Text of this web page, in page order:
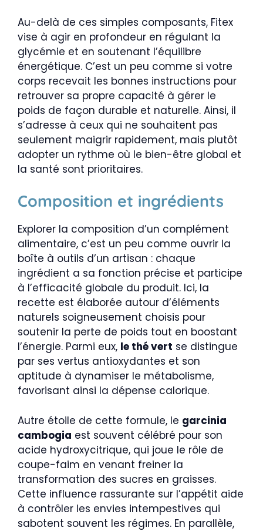
Au-delà de ces simples composants, Fitex
vise à agir en profondeur en régulant la
glycémie et en soutenant l’équilibre
énergétique. C’est un peu comme si votre
corps recevait les bonnes instructions pour
retrouver sa propre capacité à gérer le
poids de façon durable et naturelle. Ainsi, il
s’adresse à ceux qui ne souhaitent pas
seulement maigrir rapidement, mais plutôt
adopter un rythme où le bien-être global et
la santé sont prioritaires.
Composition et ingrédients
Explorer la composition d’un complément
alimentaire, c’est un peu comme ouvrir la
boîte à outils d’un artisan : chaque
ingrédient a sa fonction précise et participe
à l’efficacité globale du produit. Ici, la
recette est élaborée autour d’éléments
naturels soigneusement choisis pour
soutenir la perte de poids tout en boostant
l’énergie. Parmi eux, le thé vert se distingue
par ses vertus antioxydantes et son
aptitude à dynamiser le métabolisme,
favorisant ainsi la dépense calorique.
Autre étoile de cette formule, le garcinia
cambogia est souvent célébré pour son
acide hydroxycitrique, qui joue le rôle de
coupe-faim en venant freiner la
transformation des sucres en graisses.
Cette influence rassurante sur l’appétit aide
à contrôler les envies intempestives qui
sabotent souvent les régimes. En parallèle,